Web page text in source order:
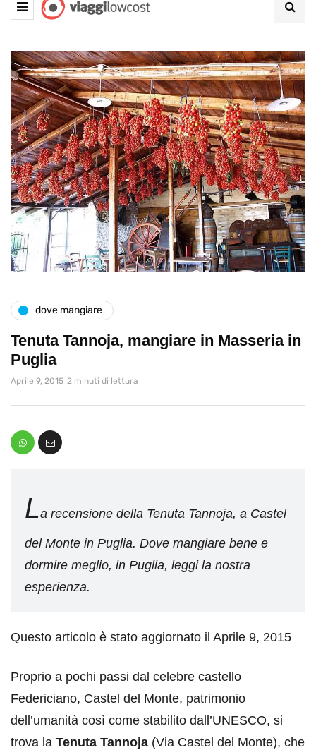
dove mangiare
Tenuta Tannoja, mangiare in Masseria in
Puglia
Aprile 9, 2015 2 minuti di lettura
La recensione della Tenuta Tannoja, a Castel
del Monte in Puglia. Dove mangiare bene e
dormire meglio, in Puglia, leggi la nostra
esperienza.
Questo articolo è stato aggiornato il Aprile 9, 2015
Proprio a pochi passi dal celebre castello
Federiciano, Castel del Monte, patrimonio
dell’umanità così come stabilito dall’UNESCO, si
trova la Tenuta Tannoja (Via Castel del Monte), che